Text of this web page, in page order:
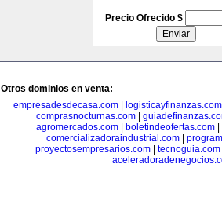
Precio Ofrecido $
Otros dominios en venta:
empresadesdecasa.com
logisticayfinanzas.com
comprasnocturnas.com
agromercados.com
boletindeofertas.com
comercializadoraindustrial.com
proyectosempresarios.com
tecnoguia.com